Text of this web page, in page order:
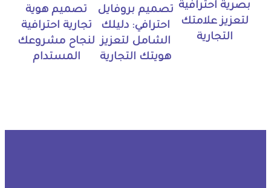
بصرية احترافية
لتعزيز علامتك
التجارية
تصميم بروفايل
احترافي: دليلك
الشامل لتعزيز
هويتك التجارية
تصميم هوية
تجارية احترافية
لنجاح مشروعك
المستدام